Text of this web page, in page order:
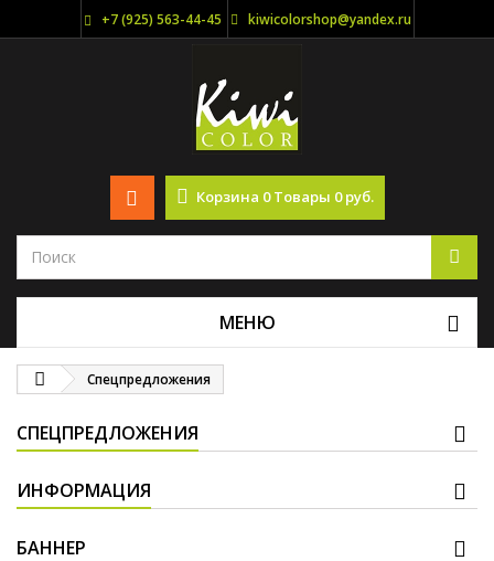
+7 (925) 563-44-45 kiwicolorshop@yandex.ru
Корзина 0 Товары 0 руб.
МЕНЮ
Спецпредложения
СПЕЦПРЕДЛОЖЕНИЯ
ИНФОРМАЦИЯ
БАННЕР